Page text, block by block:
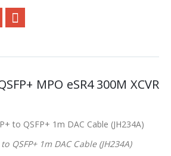
MPO eSR4 300M XCVR
QSFP+ 1m DAC Cable (JH234A)